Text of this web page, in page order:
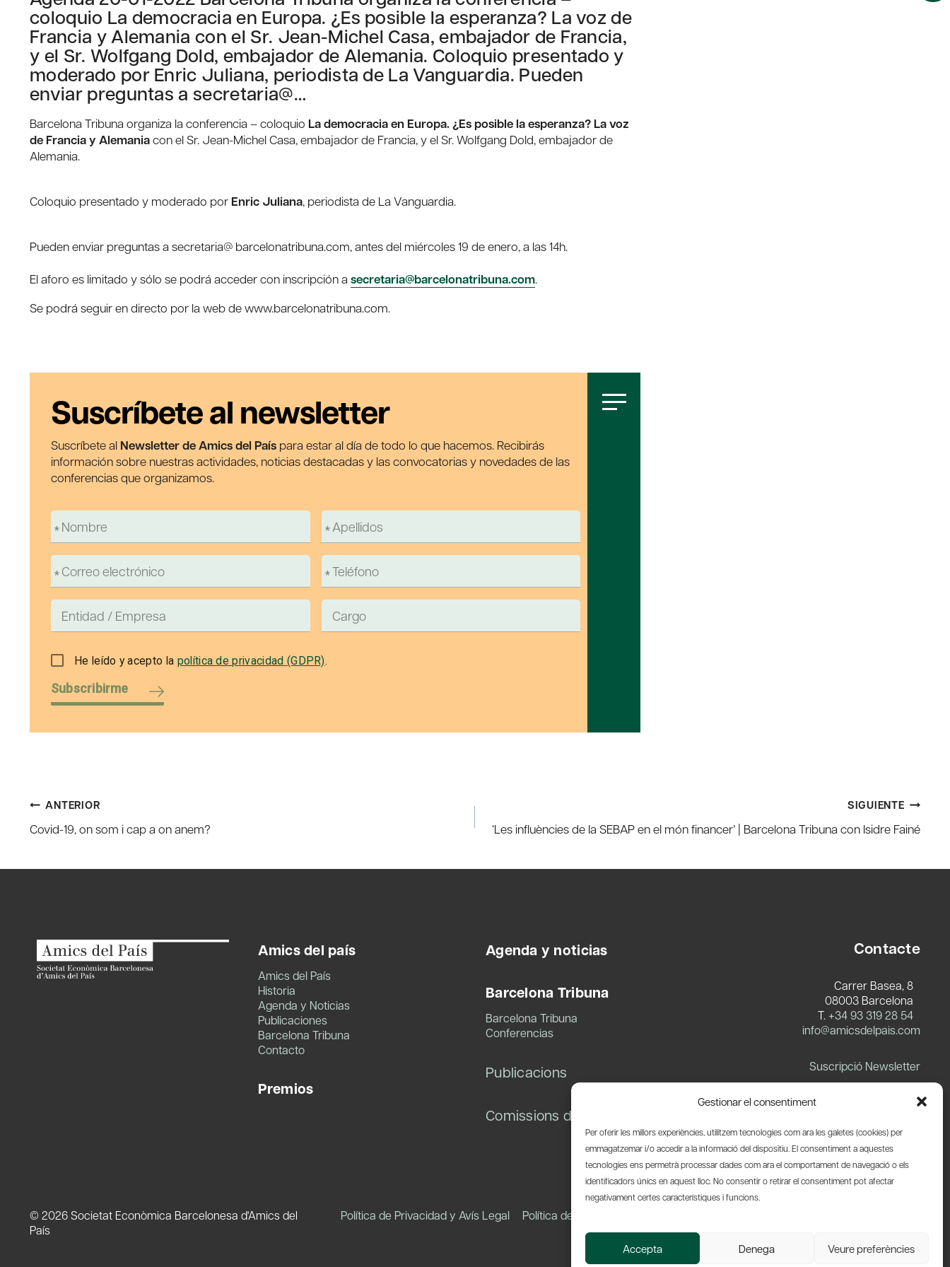
Gestionar el consentiment
Per oferir les millors experiències, utilitzem tecnologies com ara les galetes (cookies) per
emmagatzemar i/o accedir a la informació del dispositiu. El consentiment a aquestes
tecnologies ens permetrà processar dades com ara el comportament de navegació o els
identificadors únics en aquest lloc. No consentir o retirar el consentiment pot afectar
negativament certes característiques i funcions.
Accepta Denega Veure preferències
coloquio La democracia en Europa. ¿Es posible la esperanza? La voz de
Francia y Alemania con el Sr. Jean-Michel Casa, embajador de Francia,
y el Sr. Wolfgang Dold, embajador de Alemania. Coloquio presentado y
moderado por Enric Juliana, periodista de La Vanguardia. Pueden
enviar preguntas a secretaria@…
Barcelona Tribuna organiza la conferencia – coloquio La democracia en Europa. ¿Es posible la esperanza? La voz
de Francia y Alemaniacon el Sr. Jean-Michel Casa, embajador de Francia, y el Sr. Wolfgang Dold, embajador de
Alemania.
Coloquio presentado y moderado por Enric Juliana, periodista de La Vanguardia.
Pueden enviar preguntas a secretaria@ barcelonatribuna.com, antes del miércoles 19 de enero, a las 14h.
El aforo es limitado y sólo se podrá acceder con inscripción a secretaria@barcelonatribuna.com.
Se podrá seguir en directo por la web de www.barcelonatribuna.com.
Suscríbete al newsletter
Suscríbete al Newsletter de Amics del País para estar al día de todo lo que hacemos. Recibirás
información sobre nuestras actividades, noticias destacadas y las convocatorias y novedades de las
conferencias que organizamos.
He leído y acepto la política de privacidad (GDPR).
Subscribirme
Navegación
de
entradas
ANTERIOR
Covid-19, on som i cap a on anem?
SIGUIENTE
‘Les influències de la SEBAP en el món financer’ | Barcelona Tribuna con Isidre Fainé
Amics del país
Amics del País
Historia
Agenda y Noticias
Publicaciones
Barcelona Tribuna
Contacto
Premios
Agenda y noticias
Barcelona Tribuna
Barcelona Tribuna
Conferencias
Publicacions
Comissions de treball
Contacte
Carrer Basea, 8
08003 Barcelona
T. +34 93 319 28 54
info@amicsdelpais.com
Suscripció Newsletter
YouTube
© 2026 Societat Econòmica Barcelonesa d'Amics del
País
Política de Privacidad y Avís Legal Política de Cookies